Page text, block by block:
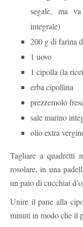
segale, ma
integrale)
200 g di farina
1 uovo
1 cipolla (la
erba cipollina
prezzemolo
sale marino
olio extra
Tagliare a quadretti
rosolare, in una
un paio di cucchiai
Unire il pane alla
minuti in modo che il